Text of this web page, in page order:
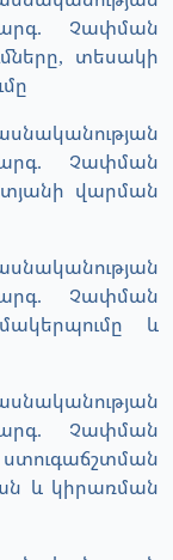
Չափման
տեսակի
Չափման
վարման
Չափման
և
Չափման
և կիրառման